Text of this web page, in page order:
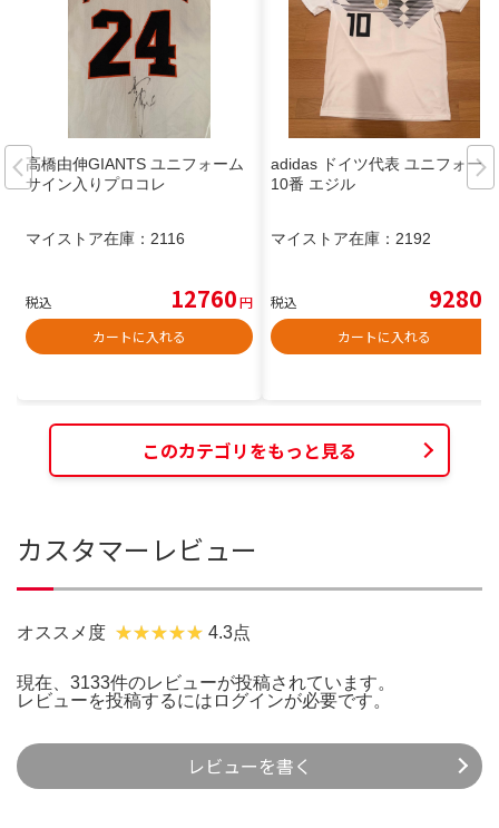
高橋由伸GIANTS ユニフォーム
サイン入りプロコレ
マイストア在庫： 2116
税込 12760円
カートに入れる
adidas ドイツ代表 ユニフォーム
10番 エジル
マイストア在庫： 2192
税込 9280
カートに入れる
このカテゴリをもっと見る
カスタマーレビュー
オススメ度 4.3点
現在、3133件のレビューが投稿されています。
レビューを投稿するには ログインが必要です。
レビューを書く